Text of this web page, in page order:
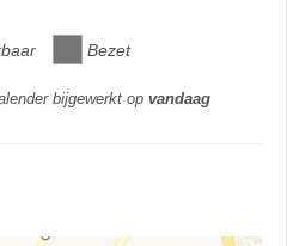
Bezet
bijgewerkt op vandaag